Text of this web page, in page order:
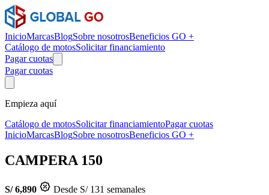
InicioMarcasBlogSobre nosotrosBeneficios GO +
Catálogo de motosSolicitar financiamiento
Pagar cuotas
Pagar cuotas
Empieza aquí
Catálogo de motosSolicitar financiamientoPagar cuotas
InicioMarcasBlogSobre nosotrosBeneficios GO +
CAMPERA 150
S/ 6,890
Desde S/ 131 semanales